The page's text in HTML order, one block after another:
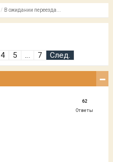
В ожидании переезда...
4 5 … 7 След.
62
Ответы